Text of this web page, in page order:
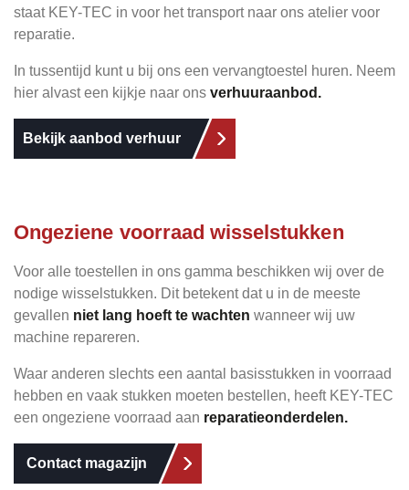
staat KEY-TEC in voor het transport naar ons atelier voor
reparatie.
In tussentijd kunt u bij ons een vervangtoestel huren. Neem
hier alvast een kijkje naar ons verhuuraanbod.
Bekijk aanbod verhuur
Ongeziene voorraad wisselstukken
Voor alle toestellen in ons gamma beschikken wij over de
nodige wisselstukken. Dit betekent dat u in de meeste
gevallen niet lang hoeft te wachten wanneer wij uw
machine repareren.
Waar anderen slechts een aantal basisstukken in voorraad
hebben en vaak stukken moeten bestellen, heeft KEY-TEC
een ongeziene voorraad aan reparatieonderdelen.
Contact magazijn